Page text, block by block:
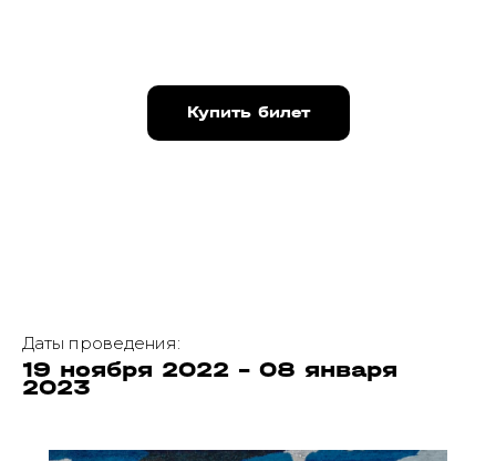
Купить билет
Даты проведения:
19 ноября 2022 - 08 января
2023